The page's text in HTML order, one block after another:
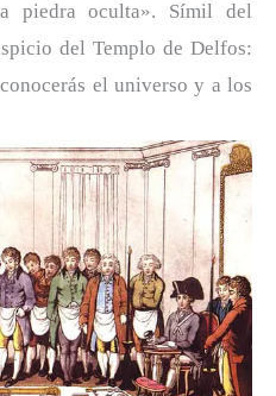
piedra oculta». Símil del
del Templo de Delfos:
el universo y a los